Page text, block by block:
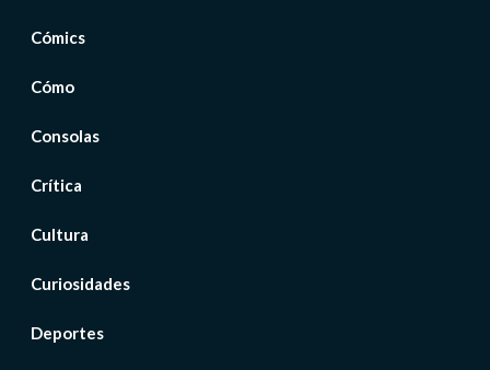
Cómics
Cómo
Consolas
Crítica
Cultura
Curiosidades
Deportes